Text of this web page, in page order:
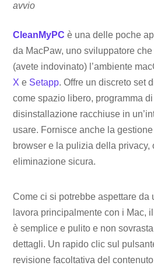
avvio
CleanMyPC è una delle poche
da MacPaw, uno sviluppatore
(avete indovinato) l’ambiente
X e Setapp. Offre un discreto set
come spazio libero, programma
disinstallazione racchiuse in
usare. Fornisce anche la
browser e la pulizia della privacy,
eliminazione sicura.
Come ci si potrebbe aspettare da
lavora principalmente con i Mac,
è semplice e pulito e non
dettagli. Un rapido clic sul
revisione facoltativa del